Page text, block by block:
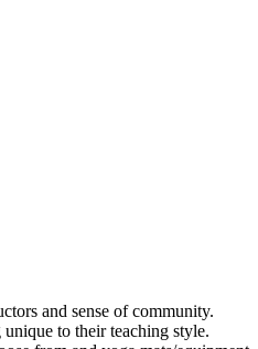
and sense of community.
to their teaching style.